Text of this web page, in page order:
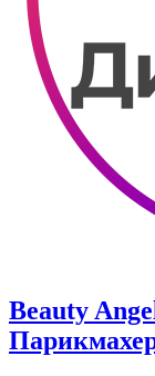
Beauty